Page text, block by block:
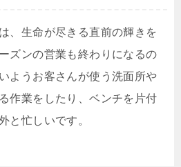
、生命が尽きる直前の輝きを
ズンの営業も終わりになるの
ようお客さんが使う洗面所や
作業をしたり、ベンチを片付
と忙しいです。